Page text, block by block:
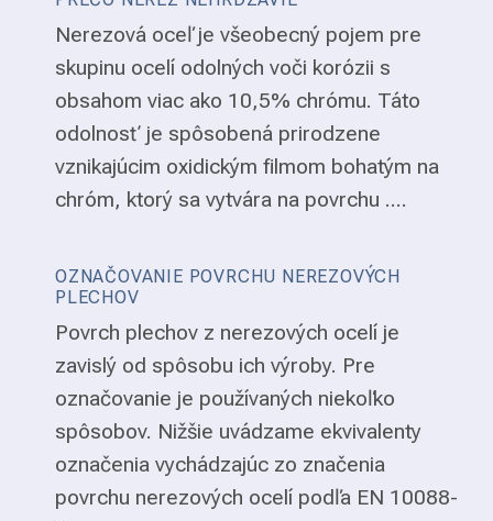
Nerezová oceľ je všeobecný pojem pre
skupinu ocelí odolných voči korózii s
obsahom viac ako 10,5% chrómu. Táto
odolnosť je spôsobená prirodzene
vznikajúcim oxidickým filmom bohatým na
chróm, ktorý sa vytvára na povrchu ....
OZNAČOVANIE POVRCHU NEREZOVÝCH
PLECHOV
Povrch plechov z nerezových ocelí je
zavislý od spôsobu ich výroby. Pre
označovanie je používaných niekoľko
spôsobov. Nižšie uvádzame ekvivalenty
označenia vychádzajúc zo značenia
povrchu nerezových ocelí podľa EN 10088-